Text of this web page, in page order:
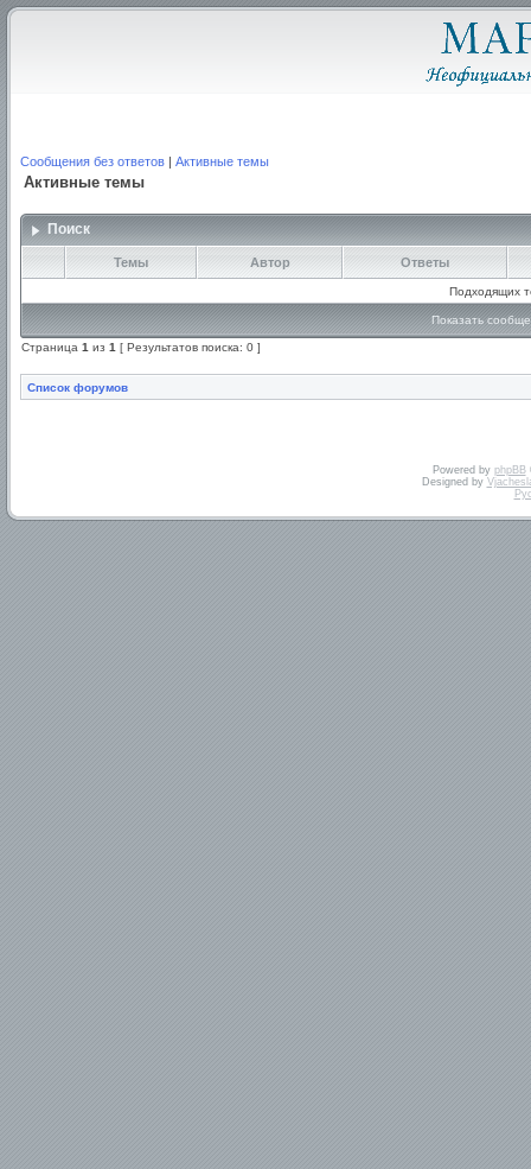
Сообщения без ответов | Активные темы
Активные темы
Поиск
Темы Автор Ответы
Подходящих
Показать
Страница 1 из 1 [ Результатов поиска: 0 ]
Список форумов
Powered by phpBB
Designed by